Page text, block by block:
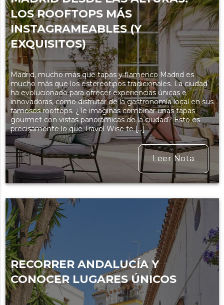
LOS ROOFTOPS MÁS
INSTAGRAMEABLES (Y
EXQUISITOS)
Madrid, mucho más que tapas y flamenco Madrid es
mucho más que los estereotipos tradicionales. La ciudad
ha evolucionado para ofrecer experiencias únicas e
innovadoras, como disfrutar de la gastronomía local en sus
famosos rooftops. ¿Te imaginas combinar unas tapas
gourmet con vistas panorámicas de la ciudad? Esto es
precisamente lo que Travel Wise te […]
Leer Nota
RECORRER ANDALUCÍA Y
CONOCER LUGARES ÚNICOS